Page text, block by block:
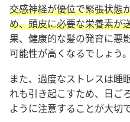
交感神経が優位で緊張状態
め、頭皮に必要な栄養素が
果、健康的な髪の発育に悪
可能性が高くなるでしょう。
また、過度なストレスは睡
れも引き起こすため、日ご
ように注意することが大切で